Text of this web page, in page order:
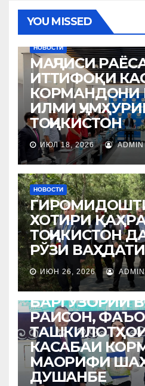
YOU MISSED
НОВОСТИ
МАҶЛИСИ
ИТТИФОҚИ
КОРМАНДОНИ
ИЛМИ
ТОҶИКИСТОН
ИЮЛ 18, 2026 ADMIN
НОВОСТИ
ХОТИРИ
ТОҶИКИСТОН
РЎЗИ
ИЮН 26, 2026 ADMIN
НОВОСТИ
БАРГУЗОРИИ
РАИСОН,
КАСАБАИ
МАОРИФИ
ДУШАНБЕ